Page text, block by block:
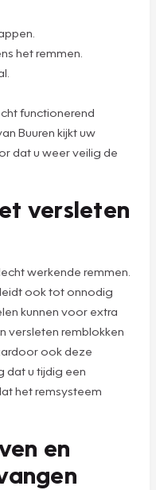
het remmen.
functionerend
Buuren kijkt uw
dat u weer veilig de
versleten
werkende remmen.
ook tot onnodig
kunnen voor extra
versleten remblokken
ook deze
dat u tijdig een
het remsysteem
en